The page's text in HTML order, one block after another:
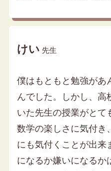
けい 先生
僕はもともと勉強があ
んでした。しかし、高
いた先生の授業がとて
数学の楽しさに気付き
にも気付くことが出来
になるか嫌いになるか